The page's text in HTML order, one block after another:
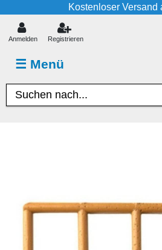
Kostenloser Versand
☰ Menü
Anmelden Registrieren